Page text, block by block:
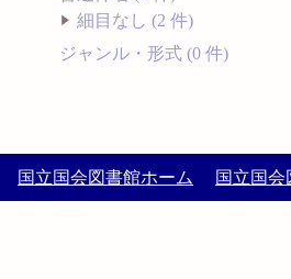
細目なし (2 件)
ジャンル・形式 (0 件)
国立国会図書館ホーム 国立国会